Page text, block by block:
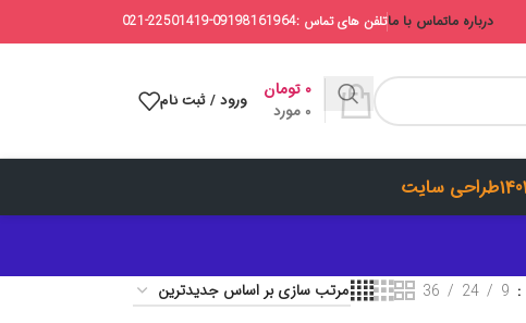
درباره ماتماس با ماتلفن های تماس :09198161964-22501419-021
0 مورد
۰ تومان ورود / ثبت نام
طراحی سایت
9
24
36